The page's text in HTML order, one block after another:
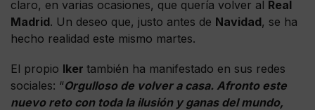
claro, en varias ocasiones, que quería volver al Real
Madrid. Un deseo que, justo antes de Navidad, se ha
hecho realidad este mismo martes.
El propio Iker también ha manifestado en sus redes
sociales: “Orgulloso de volver a casa. Afronto este
nuevo reto con toda la ilusión y ganas del mundo,